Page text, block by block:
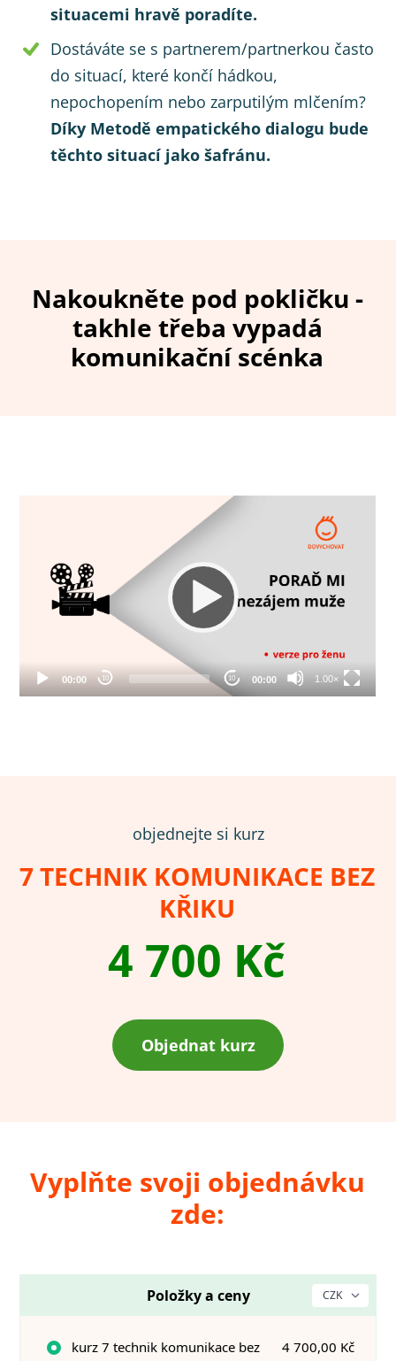
situacemi hravě poradíte.
Dostáváte se s partnerem/partnerkou často
do situací, které končí hádkou,
nepochopením nebo zarputilým mlčením?
Díky Metodě empatického dialogu bude
těchto situací jako šafránu.
Nakoukněte pod pokličku -
takhle třeba vypadá
komunikační scénka
objednejte si kurz
7 TECHNIK KOMUNIKACE BEZ
KŘIKU
4 700 Kč
Objednat kurz
Vyplňte svoji objednávku
zde:
Položky a ceny
kurz 7 technik komunikace bez
4 700,00 Kč